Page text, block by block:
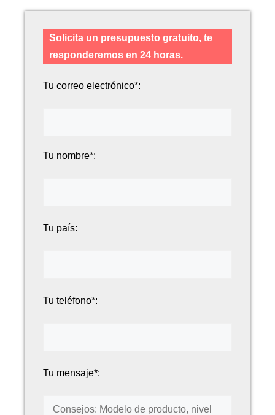
Solicita un presupuesto gratuito, te
responderemos en 24 horas.
Tu correo electrónico*:
Tu nombre*:
Tu país:
Tu teléfono*:
Tu mensaje*: